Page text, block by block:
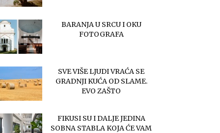
BARANJA U SRCU I OKU
FOTOGRAFA
SVE VIŠE LJUDI VRAĆA SE
GRADNJI KUĆA OD SLAME.
EVO ZAŠTO
FIKUSI SU I DALJE JEDINA
SOBNA STABLA KOJA ĆE VAM